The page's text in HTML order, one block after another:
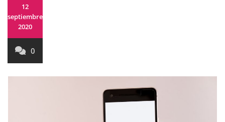
12
septiembre,
2020
0